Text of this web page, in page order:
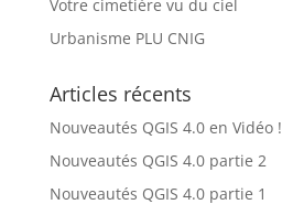
Votre cimetière vu du ciel
Urbanisme PLU CNIG
Articles récents
Nouveautés QGIS 4.0 en Vidéo !
Nouveautés QGIS 4.0 partie 2
Nouveautés QGIS 4.0 partie 1